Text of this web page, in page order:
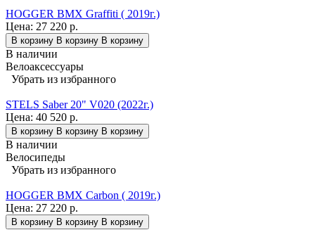
HOGGER BMX Graffiti ( 2019г.)
Цена: 27 220 р.
В корзину В корзину В корзину
В наличии
Велоаксессуары
Убрать из избранного
STELS Saber 20" V020 (2022г.)
Цена: 40 520 р.
В корзину В корзину В корзину
В наличии
Велосипеды
Убрать из избранного
HOGGER BMX Carbon ( 2019г.)
Цена: 27 220 р.
В корзину В корзину В корзину